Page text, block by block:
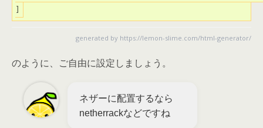
generated by https://lemon-slime.com/html-generator/
のように、ご自由に設定しましょう。
ネザーに配置するなら
netherrackなどですね